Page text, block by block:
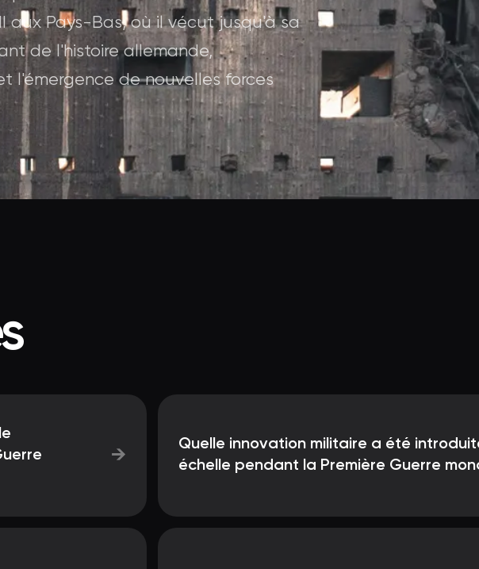
aux Pays-Bas, où il vécut jusqu'à sa
de l'histoire allemande,
l'émergence de nouvelles forces
→
Quelle innovation militaire a été
échelle pendant la Première Guerre